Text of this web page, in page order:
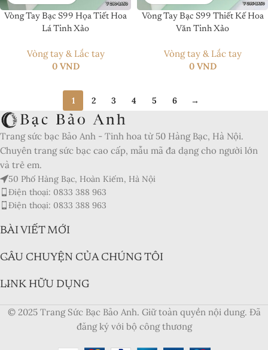
Vòng Tay Bạc S99 Họa Tiết Hoa
Lá Tinh Xảo
Vòng tay & Lắc tay
0 VND
Vòng Tay Bạc S99 Thiết Kế Hoa
Văn Tinh Xảo
Vòng tay & Lắc tay
0 VND
1 2 3 4 5 6 →
Trang sức bạc Bảo Anh - Tinh hoa từ 50 Hàng Bạc, Hà Nội.
Chuyên trang sức bạc cao cấp, mẫu mã đa dạng cho người lớn
và trẻ em.
50 Phố Hàng Bạc, Hoàn Kiếm, Hà Nội
Điện thoại: 0833 388 963
Điện thoại: 0833 388 963
BÀI VIẾT MỚI
CÂU CHUYỆN CỦA CHÚNG TÔI
LINK HỮU DỤNG
© 2025 Trang Sức Bạc Bảo Anh. Giữ toàn quyền nội dung. Đã
đăng ký với bộ công thương